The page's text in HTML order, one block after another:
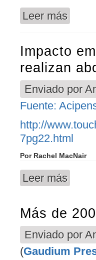
Leer más
Impacto
realizan
Enviado por
Fuente:
http://
7pg22.html
Por Rachel MacNair
Leer más
Más de
Enviado por
(Gaudium